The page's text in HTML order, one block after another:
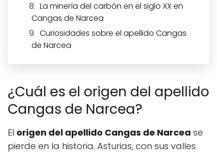
La minería del carbón en el siglo XX en
Cangas de Narcea
Curiosidades sobre el apellido Cangas
de Narcea
¿Cuál es el origen del apellido
Cangas de Narcea?
El origen del apellido Cangas de Narcea se
pierde en la historia. Asturias, con sus valles